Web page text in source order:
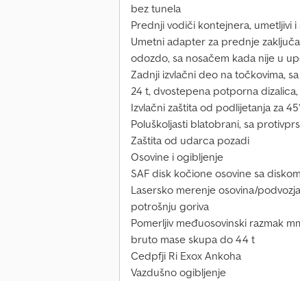
bez tunela
Prednji vodiči kontejnera, umetljivi i
Umetni adapter za prednje
odozdo, sa nosačem kada nije u
Zadnji izvlačni deo na točkovima,
24 t, dvostepena potporna
Izvlačni zaštita od podlijetanja za
Poluškoljasti blatobrani, sa
Zaštita od udarca pozadi
Osovine i ogibljenje
SAF disk kočione osovine sa
Lasersko merenje osovina/
potrošnju goriva
Pomerljiv međuosovinski razmak
bruto mase skupa do 44 t
Cedpfji Ri Exox Ankoha
Vazdušno ogibljenje